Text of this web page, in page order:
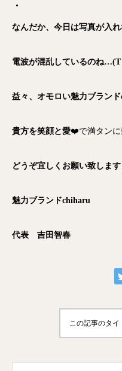
・
なんだか、今日は写真が入
電波が混乱しているのね
益々、オモロい魅力ブラン
貴方を笑顔と愛❤️で満タンに
どうぞ宜しくお願い致しま
魅力ブランドchiharu
代表 吉田智春
この記事のタ